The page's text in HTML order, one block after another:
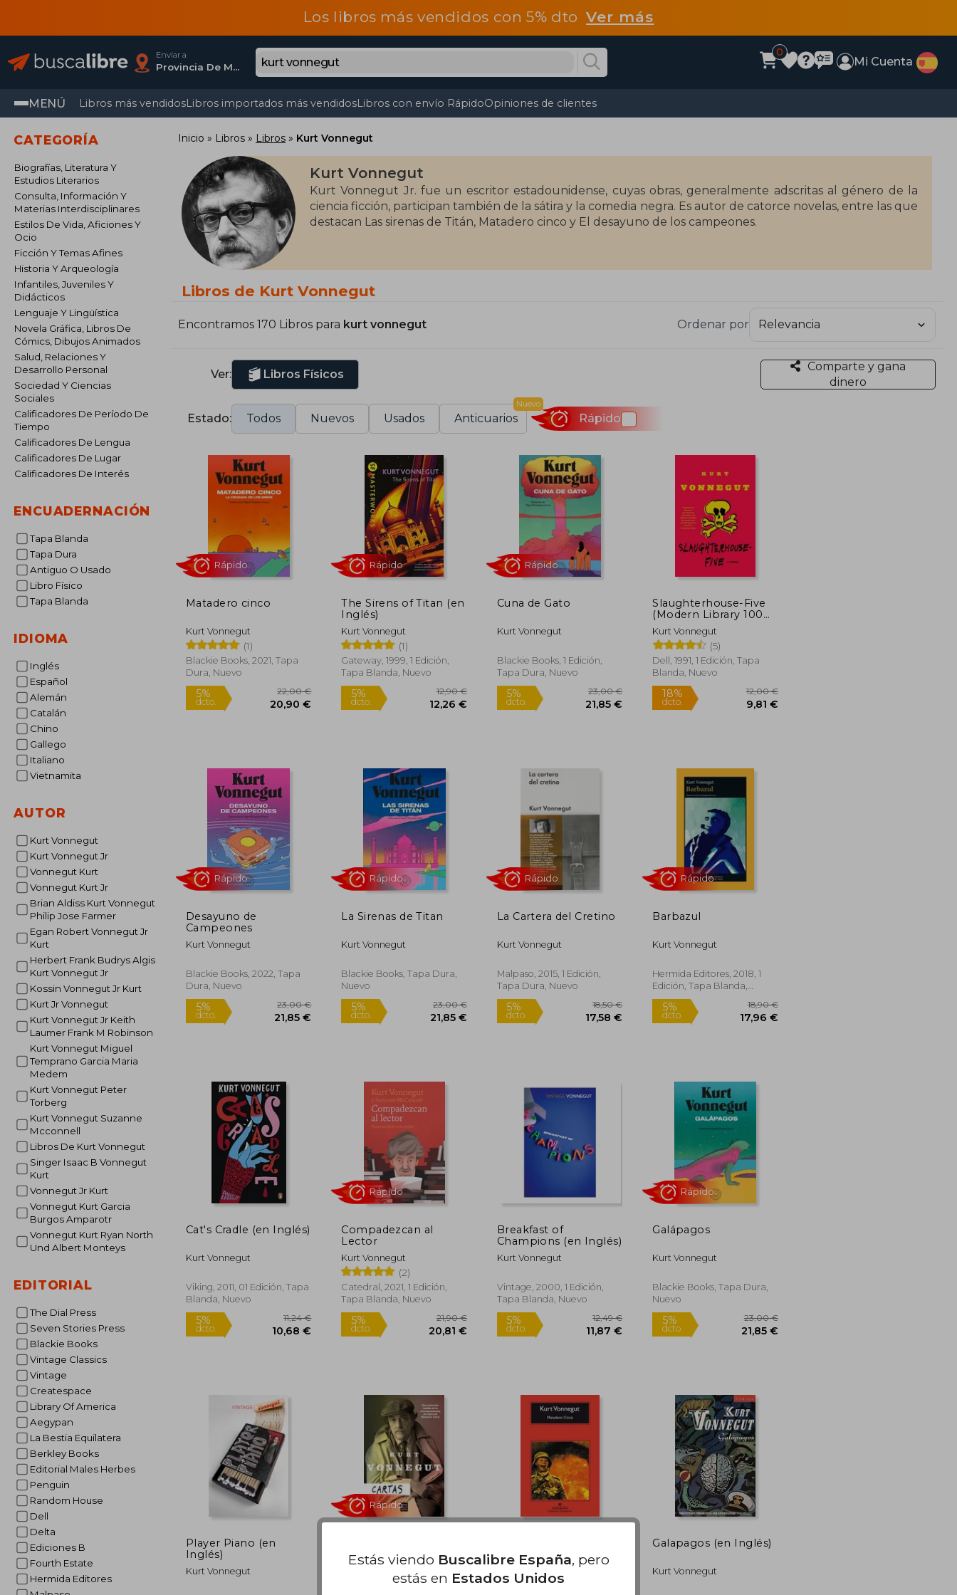
Los libros más vendidos con 5% dtoVer más
Enviar a
Provincia De Madrid
0
Mi Cuenta
MENÚ Libros más vendidosLibros importados más vendidosLibros con envío RápidoOpiniones de clientes
CATEGORÍA
Biografías, Literatura Y
Estudios Literarios
Consulta, Información Y
Materias Interdisciplinares
Estilos De Vida, Aficiones Y
Ocio
Ficción Y Temas Afines
Historia Y Arqueología
Infantiles, Juveniles Y
Didácticos
Lenguaje Y Lingüística
Novela Gráfica, Libros De
Cómics, Dibujos Animados
Salud, Relaciones Y
Desarrollo Personal
Sociedad Y Ciencias
Sociales
Calificadores De Período De
Tiempo
Calificadores De Lengua
Calificadores De Lugar
Calificadores De Interés
ENCUADERNACIÓN
Tapa Blanda
Tapa Dura
Antiguo O Usado
Libro Físico
Tapa Blanda
IDIOMA
Inglés
Español
Alemán
Catalán
Chino
Gallego
Italiano
Vietnamita
AUTOR
Kurt Vonnegut
Kurt Vonnegut Jr
Vonnegut Kurt
Vonnegut Kurt Jr
Brian Aldiss Kurt Vonnegut
Philip Jose Farmer
Egan Robert Vonnegut Jr
Kurt
Herbert Frank Budrys Algis
Kurt Vonnegut Jr
Kossin Vonnegut Jr Kurt
Kurt Jr Vonnegut
Kurt Vonnegut Jr Keith
Laumer Frank M Robinson
Kurt Vonnegut Miguel
Temprano Garcia Maria
Medem
Kurt Vonnegut Peter
Torberg
Kurt Vonnegut Suzanne
Mcconnell
Libros De Kurt Vonnegut
Singer Isaac B Vonnegut
Kurt
Vonnegut Jr Kurt
Vonnegut Kurt Garcia
Burgos Amparotr
Vonnegut Kurt Ryan North
Und Albert Monteys
EDITORIAL
The Dial Press
Seven Stories Press
Blackie Books
Vintage Classics
Vintage
Createspace
Library Of America
Aegypan
La Bestia Equilatera
Berkley Books
Editorial Males Herbes
Penguin
Random House
Dell
Delta
Ediciones B
Fourth Estate
Hermida Editores
Inicio Libros Libros Kurt Vonnegut
Kurt Vonnegut
Kurt Vonnegut Jr. fue un escritor estadounidense, cuyas obras, generalmente adscritas al género de la
ciencia ficción, participan también de la sátira y la comedia negra.​ Es autor de catorce novelas, entre las que
destacan Las sirenas de Titán, Matadero cinco y El desayuno de los campeones.
Libros de Kurt Vonnegut
Encontramos 170 Libros para kurt vonnegut Ordenar por
Ver: Libros Físicos
Comparte y gana
dinero
Estado: Todos Nuevos Usados Anticuarios
Nuevo
Rápido
Matadero cinco
Kurt Vonnegut
(1)
Blackie Books, 2021, Tapa
Dura, Nuevo
5%
dcto.
Rápido
The Sirens of Titan (en
Inglés)
Kurt Vonnegut
(1)
Gateway, 1999, 1 Edición,
Tapa Blanda, Nuevo
5%
dcto.
Cuna de Gato
Kurt Vonnegut
Blackie Books, 1 Edición,
Tapa Dura, Nuevo
23,00 €
21,85 €
Slaughterhouse-Five
(Modern Library 100
Best Novels) (en
Inglés)
Kurt Vonnegut
(5)
Dell, 1991, 1 Edición, Tapa
Blanda, Nuevo
18%
dcto.
Desayuno de
Campeones
Kurt Vonnegut
Blackie Books, 2022, Tapa
Dura, Nuevo
5%
dcto.
Rápido
La Sirenas de Titan
Kurt Vonnegut
Blackie Books, Tapa Dura,
Nuevo
5%
dcto.
Rápido
La Cartera del Cretino
Kurt Vonnegut
Malpaso, 2015, 1 Edición,
Tapa Dura, Nuevo
Rápido
Barbazul
Kurt Vonnegut
Hermida Editores, 2018, 1
Edición, Tapa Blanda,
Nuevo
5%
Rápido
Cat's Cradle (en Inglés)
Kurt Vonnegut
Viking, 2011, 01 Edición, Tapa
Blanda, Nuevo
5%
dcto.
Compadezcan al
Lector
Kurt Vonnegut
(2)
Catedral, 2021, 1 Edición,
Tapa Blanda, Nuevo
5%
dcto.
Rápido
Breakfast of
Champions (en Inglés)
Kurt Vonnegut
Vintage, 2000, 1 Edición,
Tapa Blanda, Nuevo
5%
dcto.
12,49 €
11,87 €
Galápagos
Kurt Vonnegut
Blackie Books, Tapa Dura,
Nuevo
5%
dcto.
Rápido
Player Piano (en
Inglés)
Kurt Vonnegut Kurt Vonnegut
(10)
Galapagos (en Inglés)
Kurt Vonnegut
Estás viendo Buscalibre España, pero
estás en Estados Unidos